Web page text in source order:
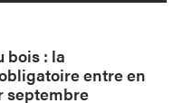
bois : la
entre en
septembre